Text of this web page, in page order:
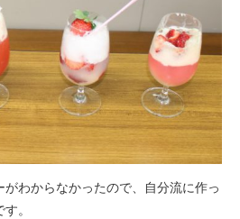
がわからなかったので、自分流に作っ
。